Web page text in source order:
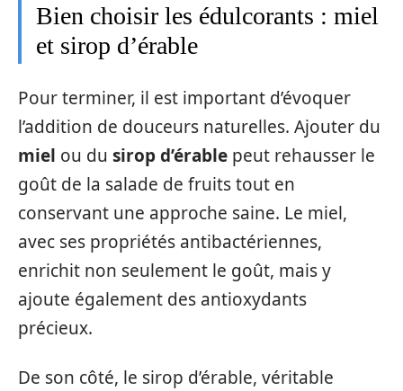
Bien choisir les édulcorants : miel
et sirop d’érable
Pour terminer, il est important d’évoquer
l’addition de douceurs naturelles. Ajouter du
miel ou du sirop d’érable peut rehausser le
goût de la salade de fruits tout en
conservant une approche saine. Le miel,
avec ses propriétés antibactériennes,
enrichit non seulement le goût, mais y
ajoute également des antioxydants
précieux.
De son côté, le sirop d’érable, véritable